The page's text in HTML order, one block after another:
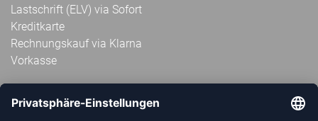
Lastschrift (ELV) via Sofort
Kreditkarte
Rechnungskauf via Klarna
Vorkasse
ABONNIERE JETZT DEN KOSTENLOSEN